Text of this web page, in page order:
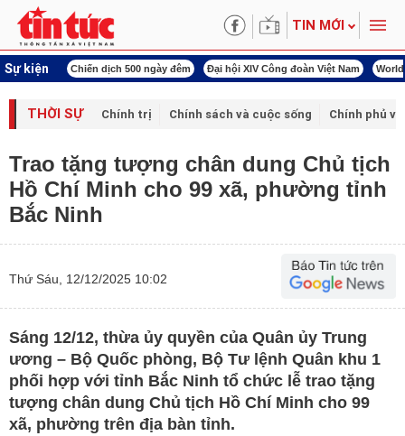
TIN MỚI
Sự kiện
mạng Chiến dịch 500 ngày đêm Đại hội XIV Công đoàn Việt Nam
THỜI SỰ Chính trị Chính sách và cuộc sống Chính phủ
Trao tặng tượng chân dung Chủ tịch
Hồ Chí Minh cho 99 xã, phường tỉnh
Bắc Ninh
Thứ Sáu, 12/12/2025 10:02
Sáng 12/12, thừa ủy quyền của Quân ủy Trung
ương – Bộ Quốc phòng, Bộ Tư lệnh Quân khu 1
phối hợp với tỉnh Bắc Ninh tổ chức lễ trao tặng
tượng chân dung Chủ tịch Hồ Chí Minh cho 99
xã, phường trên địa bàn tỉnh.